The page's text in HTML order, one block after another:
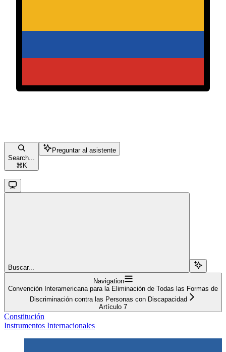
Search...
⌘ K
Preguntar al asistente
Buscar...
Navigation
Convención Interamericana para la Eliminación de Todas las Formas de
Discriminación contra las Personas con Discapacidad
Artículo 7
Constitución
Instrumentos Internacionales